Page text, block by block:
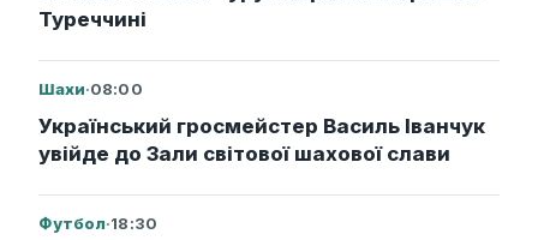
Туреччині
Шахи·08:00
Український гросмейстер Василь Іванчук
увійде до Зали світової шахової слави
Футбол·18:30